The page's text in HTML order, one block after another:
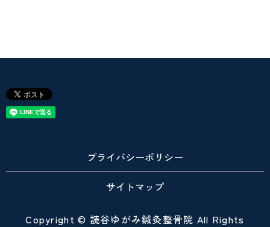
プライバシーポリシー
サイトマップ
Copyright © 読谷ゆがみ鍼灸整骨院 All Rights